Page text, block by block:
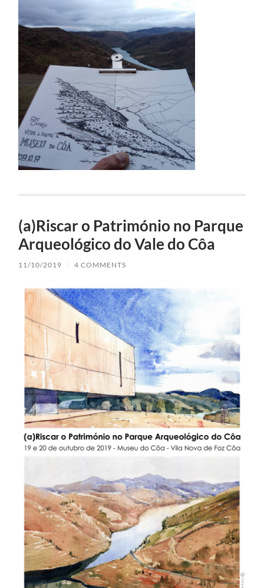
(a)Riscar o Património no Parque
Arqueológico do Vale do Côa
11/10/2019 / 4 COMMENTS